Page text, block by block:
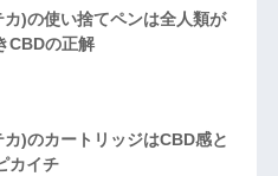
)の使い捨てペンは全人類が
CBDの正解
)のカートリッジはCBD感と
カイチ